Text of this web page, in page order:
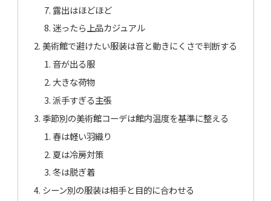
露出はほどほど
迷ったら上品カジュアル
美術館で避けたい服装は音と動きにくさで判断する
音が出る服
大きな荷物
派手すぎる主張
季節別の美術館コーデは館内温度を基準に整える
春は軽い羽織り
夏は冷房対策
冬は脱ぎ着
シーン別の服装は相手と目的に合わせる